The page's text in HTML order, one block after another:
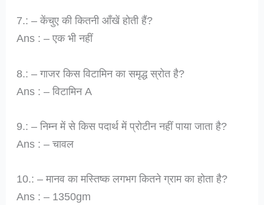
7.: – केंचुए की कितनी आँखें होती हैं?
Ans : – एक भी नहीं
8.: – गाजर किस विटामिन का समृद्ध स्रोत है?
Ans : – विटामिन A
9.: – निम्न में से किस पदार्थ में प्रोटीन नहीं पाया जाता है?
Ans : – चावल
10.: – मानव का मस्तिष्क लगभग कितने ग्राम का होता है?
Ans : – 1350gm